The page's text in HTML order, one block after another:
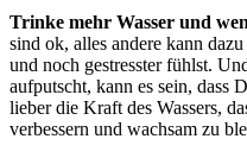
Trinke mehr Wasser und
sind ok, alles andere kann
und noch gestresster fühlst.
aufputscht, kann es sein, dass
lieber die Kraft des Wassers,
verbessern und wachsam zu